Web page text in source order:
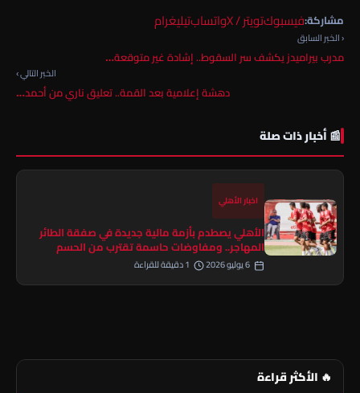
مشاركة:فيسبوكتويتر / X واتسابتيليغرام
‹ الخبر السابق
مدرب بيراميدز يكشف سر السقوط.. إشادة غير متوقعة…
الخبر التالي ›
دهشة إعلامية بعد القمة.. تعليق ناري من أحمد…
📰 أخبار ذات صلة
اخبار الأهلي
الأهلي يصطدم بأزمة مالية جديدة في صفقة الطائر
المهاجر.. ومفاوضات حاسمة تقترب من الحسم
🔥 الأكثر قراءة